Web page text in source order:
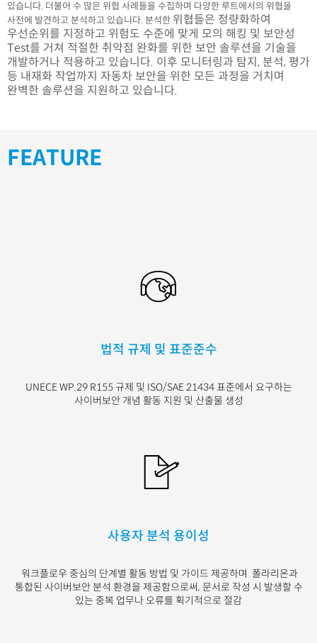
있습니다. 더불어 수 많은 위협 사례들을 수집하며 다양한 루트에서의 위협을
사전에 발견하고 분석하고 있습니다. 분석한 위협들은 정량화하여
우선순위를 지정하고 위험도 수준에 맞게 모의 해킹 및 보안성
Test를 거쳐 적절한 취약점 완화를 위한 보안 솔루션을 기술을
개발하거나 적용하고 있습니다. 이후 모니터링과 탐지, 분석, 평가
등 내재화 작업까지 자동차 보안을 위한 모든 과정을 거치며
완벽한 솔루션을 지원하고 있습니다.
FEATURE
법적 규제 및 표준준수
UNECE WP.29 R155 규제 및 ISO/SAE 21434 표준에서 요구하는
사이버보안 개념 활동 지원 및 산출물 생성
사용자 분석 용이성
워크플로우 중심의 단계별 활동 방법 및 가이드 제공하며 폴라리온과
통합된 사이버보안 분석 환경을 제공함으로써, 문서로 작성 시 발생할 수
있는 중복 업무나 오류를 획기적으로 절감